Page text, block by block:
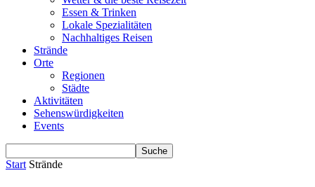
Essen & Trinken
Lokale Spezialitäten
Nachhaltiges Reisen
Strände
Orte
Regionen
Städte
Aktivitäten
Sehenswürdigkeiten
Events
Start Strände